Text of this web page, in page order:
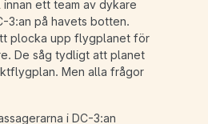
ett team av dykare
3:an på havets botten.
plocka upp flygplanet för
De såg tydligt att planet
Men alla frågor
i DC-3:an